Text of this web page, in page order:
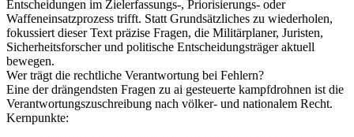
Entscheidungen im Zielerfassungs‑, Priorisierungs‑ oder
Waffeneinsatzprozess trifft. Statt Grundsätzliches zu wiederholen,
fokussiert dieser Text präzise Fragen, die Militärplaner, Juristen,
Sicherheitsforscher und politische Entscheidungsträger aktuell
bewegen.
Wer trägt die rechtliche Verantwortung bei Fehlern?
Eine der drängendsten Fragen zu ai gesteuerte kampfdrohnen ist die
Verantwortungszuschreibung nach völker‑ und nationalem Recht.
Kernpunkte: